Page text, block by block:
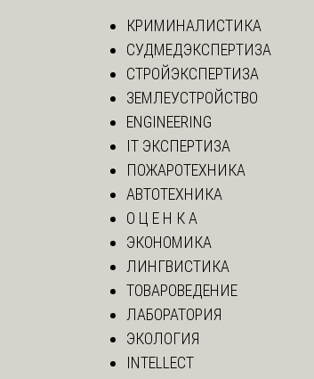
КРИМИНАЛИСТИКА
СУДМЕДЭКСПЕРТИЗА
СТРОЙЭКСПЕРТИЗА
ЗЕМЛЕУСТРОЙСТВО
ENGINEERING
IT ЭКСПЕРТИЗА
ПОЖАРОТЕХНИКА
АВТОТЕХНИКА
О Ц Е Н К А
ЭКОНОМИКА
ЛИНГВИСТИКА
ТОВАРОВЕДЕНИЕ
ЛАБОРАТОРИЯ
ЭКОЛОГИЯ
INTELLECT